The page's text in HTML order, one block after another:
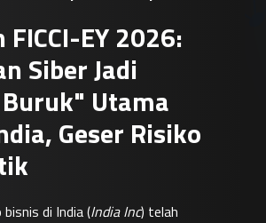
EY 2026:
Siber Jadi
Utama
Geser Risiko
di India (India Inc) telah